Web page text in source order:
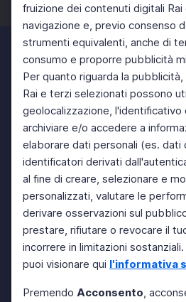
fruizione dei contenuti digitali Rai
navigazione e, previo consenso
strumenti equivalenti, anche di
consumo e proporre pubblicità
Per quanto riguarda la
Rai e terzi selezionati possono
geolocalizzazione, l'identificativo
archiviare e/o accedere a
elaborare dati personali (es. dati
identificatori derivati
al fine di creare, selezionare e
personalizzati, valutare le
derivare osservazioni sul
prestare, rifiutare o revocare il
incorrere in limitazioni
puoi visionare qui l'informativa
Premendo Acconsento,
Facebook Twitter